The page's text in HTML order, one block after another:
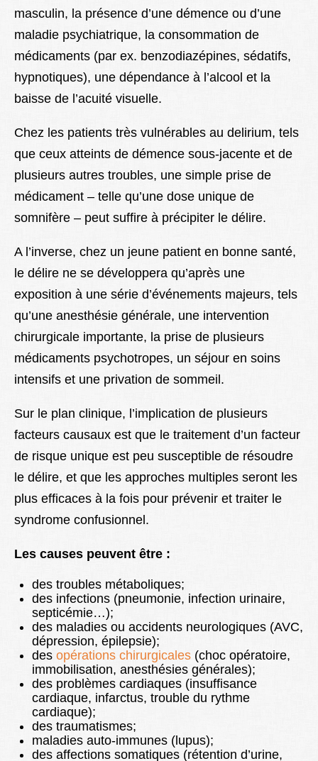
masculin, la présence d’une démence ou d’une
maladie psychiatrique, la consommation de
médicaments (par ex. benzodiazépines, sédatifs,
hypnotiques), une dépendance à l’alcool et la
baisse de l’acuité visuelle.
Chez les patients très vulnérables au delirium, tels
que ceux atteints de démence sous-jacente et de
plusieurs autres troubles, une simple prise de
médicament – telle qu’une dose unique de
somnifère – peut suffire à précipiter le délire.
A l’inverse, chez un jeune patient en bonne santé,
le délire ne se développera qu’après une
exposition à une série d’événements majeurs, tels
qu’une anesthésie générale, une intervention
chirurgicale importante, la prise de plusieurs
médicaments psychotropes, un séjour en soins
intensifs et une privation de sommeil.
Sur le plan clinique, l’implication de plusieurs
facteurs causaux est que le traitement d’un facteur
de risque unique est peu susceptible de résoudre
le délire, et que les approches multiples seront les
plus efficaces à la fois pour prévenir et traiter le
syndrome confusionnel.
Les causes peuvent être :
des troubles métaboliques;
des infections (pneumonie, infection urinaire,
septicémie…);
des maladies ou accidents neurologiques (AVC,
dépression, épilepsie);
des opérations chirurgicales (choc opératoire,
immobilisation, anesthésies générales);
des problèmes cardiaques (insuffisance
cardiaque, infarctus, trouble du rythme
cardiaque);
des traumatismes;
maladies auto-immunes (lupus);
des affections somatiques (rétention d’urine,